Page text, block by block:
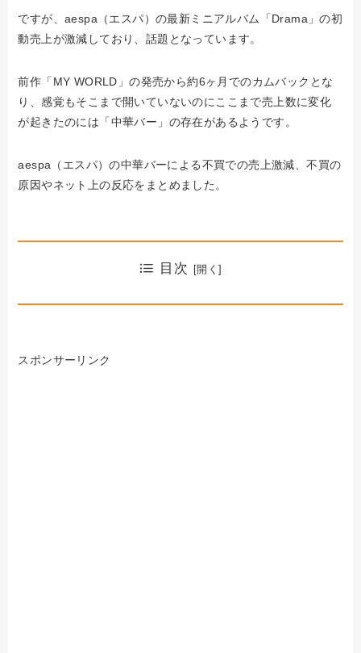
ですが、aespa（エスパ）の最新ミニアルバム「Drama」の初
動売上が激減しており、話題となっています。
前作「MY WORLD」の発売から約6ヶ月でのカムバックとな
り、感覚もそこまで開いていないのにここまで売上数に変化
が起きたのには「中華バー」の存在があるようです。
aespa（エスパ）の中華バーによる不買での売上激減、不買の
原因やネット上の反応をまとめました。
目次
スポンサーリンク